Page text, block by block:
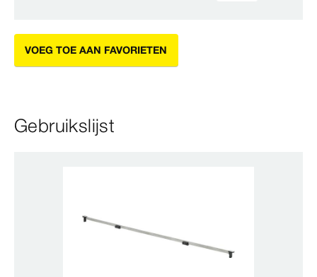
VOEG TOE AAN FAVORIETEN
Gebruikslijst